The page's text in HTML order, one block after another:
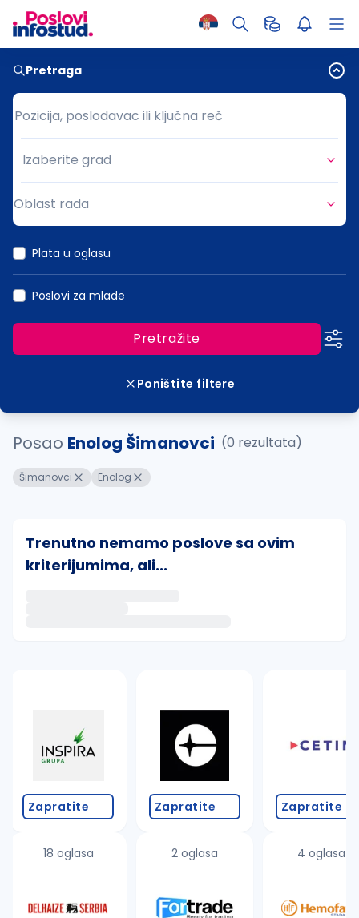
Pretraga
Pozicija, poslodavac ili ključna reč
Pozicija, poslodavac ili ključna reč
Grad
Izaberite grad
Oblast rada
Plata u oglasu
Poslovi za mlade
Pretražite
Poništite filtere
Posao Enolog Šimanovci (0 rezultata)
Šimanovci Enolog
Trenutno nemamo poslove sa ovim
kriterijumima, ali...
Takođe možete da:
proverite pravopisne greške (koristite č, ć, š, đ,
povećajte radijus za odabrani grad
promenite odabrane filtere pretrage
Zapratite
18 oglasa
Zapratite
2 oglasa
Zapratite
4 oglasa